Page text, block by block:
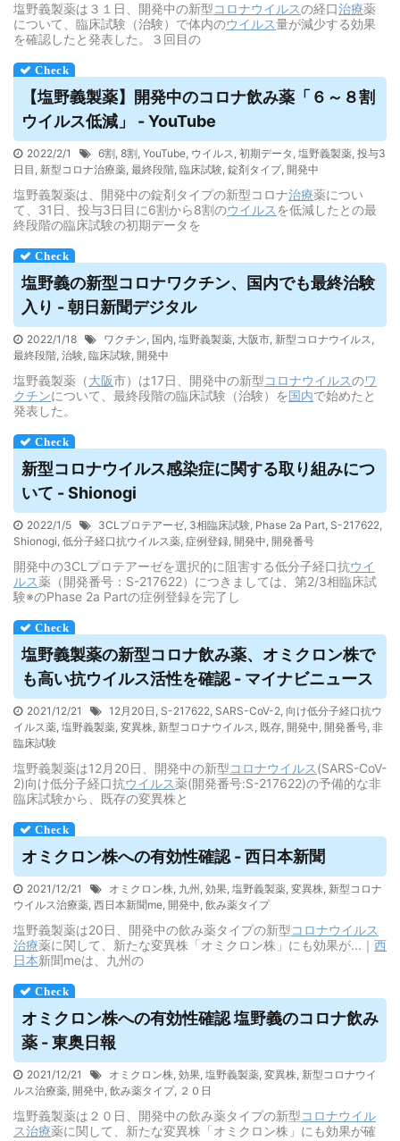
塩野義製薬は３１日、開発中の新型コロナウイルスの経口治療薬
について、臨床試験（治験）で体内のウイルス量が減少する効果
を確認したと発表した。３回目の
【塩野義製薬】開発中のコロナ飲み薬「６～８割
ウイルス低減」 - YouTube
2022/2/1 6割, 8割, YouTube, ウイルス, 初期データ , 塩野義製薬, 投与3
日目 , 新型コロナ治療薬, 最終段階, 臨床試験, 錠剤タイプ, 開発中
塩野義製薬は、開発中の錠剤タイプの新型コロナ治療薬につい
て、31日、投与3日目に6割から8割のウイルス を低減したとの最
終段階の臨床試験の初期データを
塩野義の新型コロナワクチン、国内でも最終治験
入り - 朝日新聞デジタル
2022/1/18 ワクチン, 国内, 塩野義製薬, 大阪市, 新型コロナウイルス,
最終段階, 治験, 臨床試験, 開発中
塩野義製薬（大阪市）は17日、開発中の新型コロナウイルスのワ
クチンについて、最終段階の臨床試験（治験）を国内で始めたと
発表した。
新型コロナウイルス感染症に関する取り組みにつ
いて - Shionogi
2022/1/5 3CLプロテアーゼ, 3相臨床試験, Phase 2a Part, S-217622,
Shionogi, 低分子経口抗ウイルス薬, 症例登録, 開発中, 開発番号
開発中の3CLプロテアーゼを選択的に阻害する低分子経口抗ウイ
ルス薬（開発番号：S-217622）につきましては、第2/3相臨床試
験※のPhase 2a Partの症例登録を完了し
塩野義製薬の新型コロナ飲み薬、オミクロン株で
も高い抗ウイルス活性を確認 - マイナビニュース
2021/12/21 12月20日 , S-217622, SARS-CoV-2, 向け低分子経口抗ウ
イルス薬, 塩野義製薬, 変異株, 新型コロナウイルス, 既存, 開発中, 開発番号, 非
臨床試験
塩野義製薬は12月20日、開発中の新型コロナウイルス(SARS-CoV-
2)向け低分子経口抗ウイルス薬(開発番号:S-217622)の予備的な非
臨床試験から、既存の変異株と
オミクロン株への有効性確認 - 西日本新聞
2021/12/21 オミクロン株, 九州 , 効果, 塩野義製薬, 変異株, 新型コロナ
ウイルス治療薬, 西日本新聞me, 開発中, 飲み薬タイプ
塩野義製薬は20日、開発中の飲み薬タイプの新型コロナウイルス
治療薬に関して、新たな変異株「オミクロン株」にも効果が...｜ 西
日本新聞meは、九州の
オミクロン株への有効性確認 塩野義のコロナ飲み
薬 - 東奥日報
2021/12/21 オミクロン株, 効果, 塩野義製薬, 変異株, 新型コロナウイ
ルス治療薬, 開発中, 飲み薬タイプ, ２０日
塩野義製薬は２０日、開発中の飲み薬タイプの新型コロナウイル
ス治療薬に関して、新たな変異株「オミクロン株」にも効果が確